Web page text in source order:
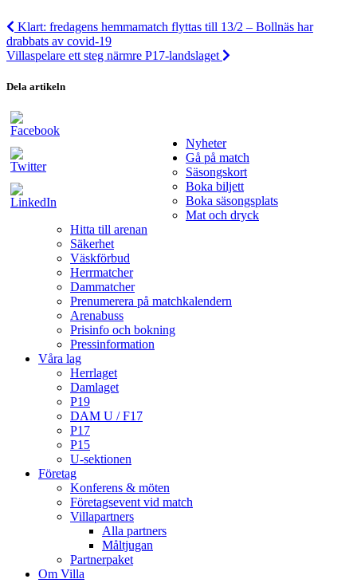
Klart: fredagens hemmamatch flyttas till 13/2 – Bollnäs har
drabbats av covid-19
Villaspelare ett steg närmre P17-landslaget
Dela artikeln
Nyheter
Gå på match
Säsongskort
Boka biljett
Boka säsongsplats
Mat och dryck
Hitta till arenan
Säkerhet
Väskförbud
Herrmatcher
Dammatcher
Prenumerera på matchkalendern
Arenabuss
Prisinfo och bokning
Pressinformation
Våra lag
Herrlaget
Damlaget
P19
DAM U / F17
P17
P15
U-sektionen
Företag
Konferens & möten
Företagsevent vid match
Villapartners
Alla partners
Måltjugan
Partnerpaket
Om Villa